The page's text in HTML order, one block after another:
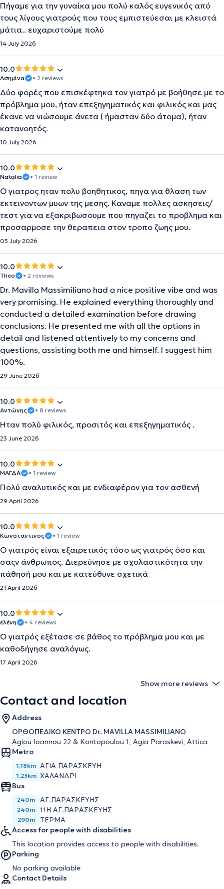
Πήγαμε για την γυναίκα μου πολύ καλός ευγενικός από
τους λίγους γιατρούς που τους εμπιστεύεσαι με κλειστά
μάτια.. ευχαριστούμε πολύ
14 July 2026
10.0
Ασημίνα • 2 reviews
Δύο φορές που επισκέφτηκα τον γιατρό με βοήθησε με το
πρόβλημα μου, ήταν επεξηγηματικός και φιλικός και μας
έκανε να νιώσουμε άνετα ( ήμασταν δύο άτομα), ήταν
κατανοητός.
10 July 2026
10.0
Natalia • 1 review
Ο γιατρος ηταν πολυ βοηθητικος, πηγα για θλαση των
εκτεινοντων μυων της μεσης. Καναμε πολλες ασκησεις/
τεστ για να εξακριβωσουμε που πηγαζει το προβλημα και
προσαρμοσε την θεραπεια στον τροπο ζωης μου.
05 July 2026
10.0
Theo • 2 reviews
Dr. Mavilla Massimiliano had a nice positive vibe and was
very promising. He explained everything thoroughly and
conducted a detailed examination before drawing
conclusions. He presented me with all the options in
detail and listened attentively to my concerns and
questions, assisting both me and himself. I suggest him
100%.
29 June 2026
10.0
Αντώνης • 8 reviews
Ήταν πολύ φιλικός, προσιτός και επεξηγηματικός .
23 June 2026
10.0
ΜΑΓΔΑ • 1 review
Πολύ αναλυτικός και με ενδιαφέρον για τον ασθενή
29 April 2026
10.0
Κωνσταντινος • 1 review
Ο γιατρός είναι εξαιρετικός τόσο ως γιατρός όσο και
σαςν άνθρωπος. Διερεύνησε με σχολαστικότητα την
πάθησή μου και με κατεύθυνε σχετικά
21 April 2026
10.0
ελένη • 4 reviews
Ο γιατρός εξέτασε σε βάθος το πρόβλημα μου και με
καθοδήγησε αναλόγως.
17 April 2026
Show more reviews
Contact and location
Address
ΟΡΘΟΠΕΔΙΚΟ ΚΕΝΤΡΟ Dr. MAVILLA MASSIMILIANO
Agiou Ioannou 22 & Kontopoulou 1, Agia Paraskevi, Attica
Metro
1,18km ΑΓΊΑ ΠΑΡΑΣΚΕΥΉ
1,23km ΧΑΛΆΝΔΡΙ
Bus
240m ΑΓ.ΠΑΡΑΣΚΕΥΗΣ
240m 11Η ΑΓ.ΠΑΡΑΣΚΕΥΗΣ
290m
ΤΕΡΜΑ
Access for people with disabilities
This location provides access to people with disabilities.
Parking
No parking available
Contact Details